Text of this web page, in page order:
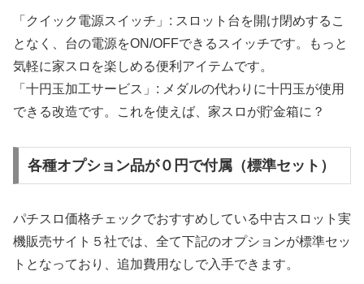
「クイック電源スイッチ」: スロット台を開け閉めするこ
となく、台の電源をON/OFFできるスイッチです。もっと
気軽に家スロを楽しめる便利アイテムです。
「十円玉加工サービス」: メダルの代わりに十円玉が使用
できる改造です。これを使えば、家スロが貯金箱に？
各種オプション品が０円で付属（標準セット）
パチスロ価格チェックでおすすめしている中古スロット実
機販売サイト５社では、全て下記のオプションが標準セッ
トとなっており、追加費用なしで入手できます。